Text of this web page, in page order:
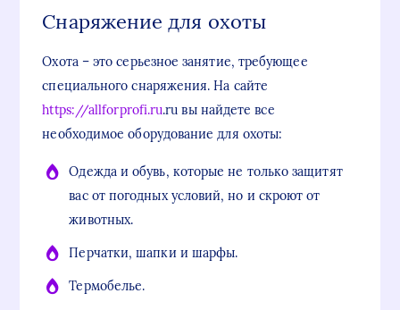
Снаряжение для охоты
Охота – это серьезное занятие, требующее
специального снаряжения. На сайте
https://allforprofi.ru.ru вы найдете все
необходимое оборудование для охоты:
Одежда и обувь, которые не только защитят
вас от погодных условий, но и скроют от
животных.
Перчатки, шапки и шарфы.
Термобелье.